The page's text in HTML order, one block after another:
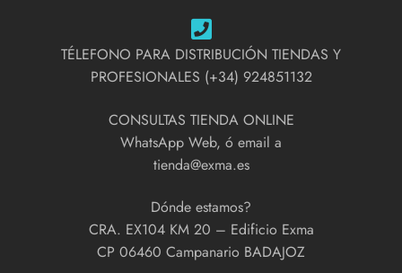
TÉLEFONO PARA DISTRIBUCIÓN TIENDAS Y
PROFESIONALES (+34) 924851132
CONSULTAS TIENDA ONLINE
WhatsApp Web, ó email a
tienda@exma.es
Dónde estamos?
CRA. EX104 KM 20 – Edificio Exma
CP 06460 Campanario BADAJOZ